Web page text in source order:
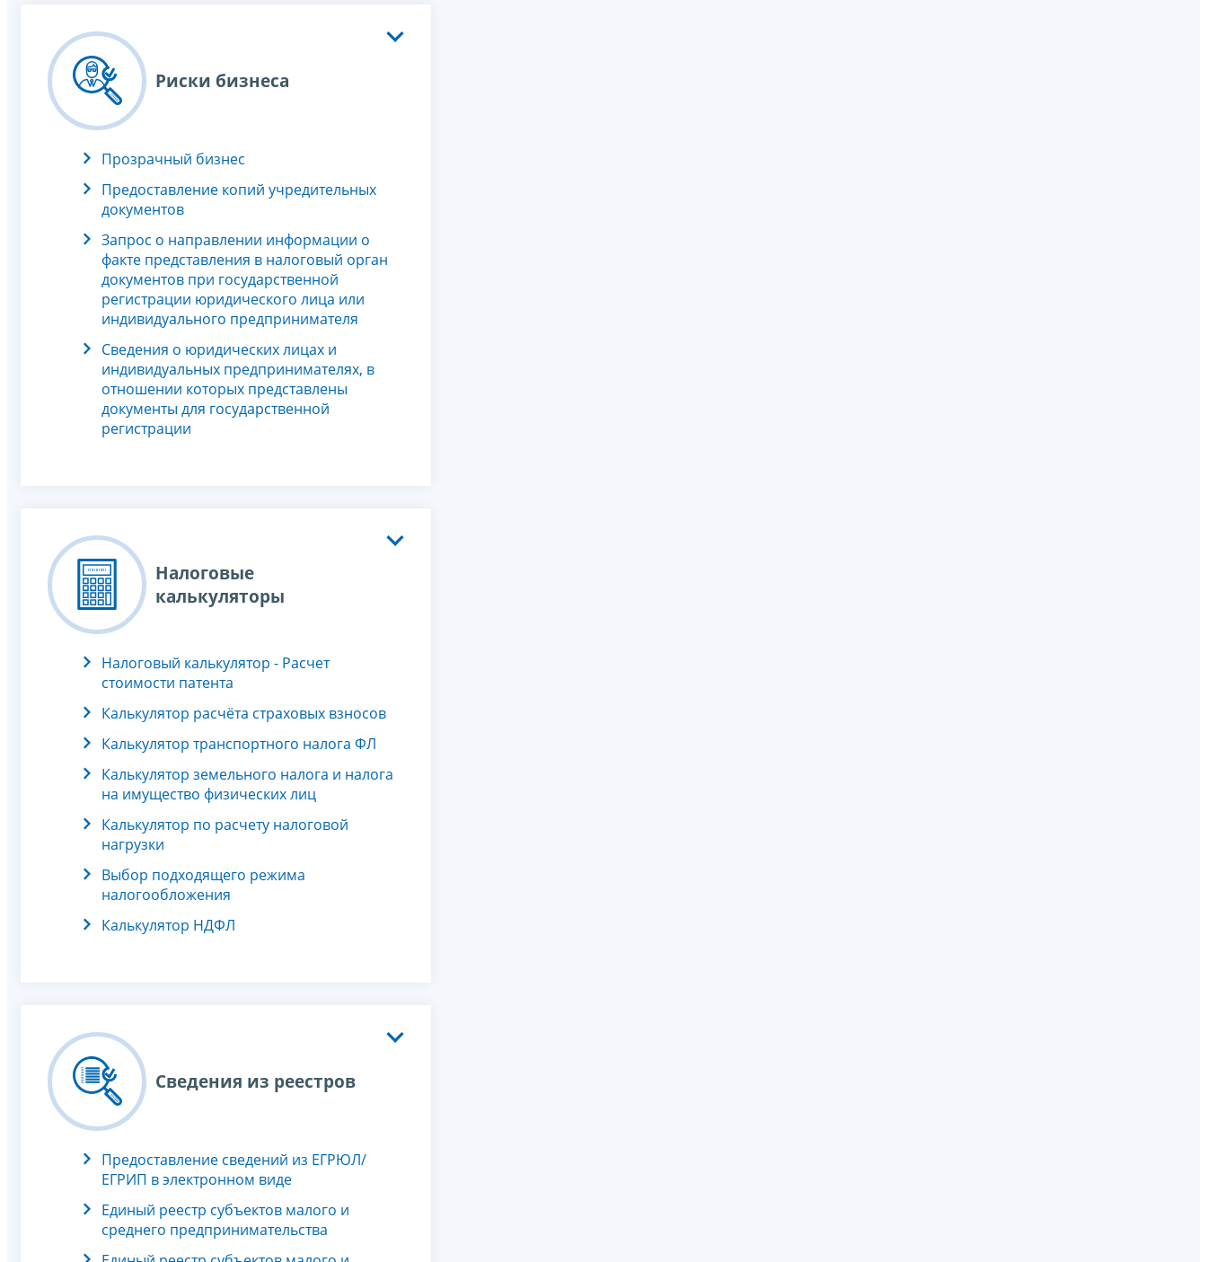
Риски бизнеса
Прозрачный бизнес
Предоставление копий учредительных
документов
Запрос о направлении информации о
факте представления в налоговый орган
документов при государственной
регистрации юридического лица или
индивидуального предпринимателя
Сведения о юридических лицах и
индивидуальных предпринимателях, в
отношении которых представлены
документы для государственной
регистрации
Налоговые
калькуляторы
Налоговый калькулятор - Расчет
стоимости патента
Калькулятор расчёта страховых взносов
Калькулятор транспортного налога ФЛ
Калькулятор земельного налога и налога
на имущество физических лиц
Калькулятор по расчету налоговой
нагрузки
Выбор подходящего режима
налогообложения
Калькулятор НДФЛ
Сведения из реестров
Предоставление сведений из ЕГРЮЛ/
ЕГРИП в электронном виде
Единый реестр субъектов малого и
среднего предпринимательства